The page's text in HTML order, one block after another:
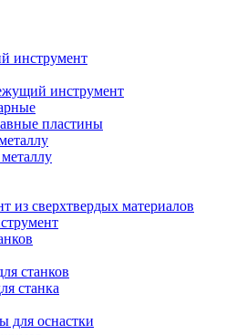
инструмент
инструмент
пластины
из сверхтвердых материалов
станков
станка
для оснастки